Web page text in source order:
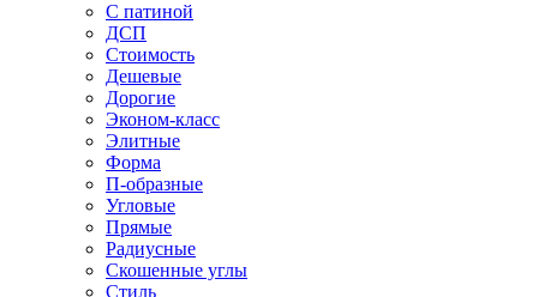
С патиной
ДСП
Стоимость
Дешевые
Дорогие
Эконом-класс
Элитные
Форма
П-образные
Угловые
Прямые
Радиусные
Скошенные углы
Стиль